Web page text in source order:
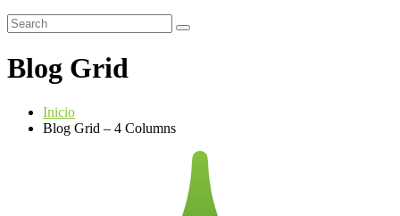
Blog Grid
Inicio
Blog Grid – 4 Columns